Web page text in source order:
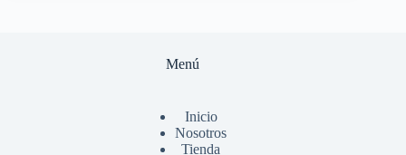
Menú
Inicio
Nosotros
Tienda